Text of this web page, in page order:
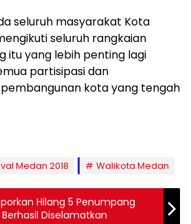
seluruh masyarakat Kota
seluruh rangkaian
itu yang lebih penting lagi
partisipasi dan
kota yang tengah
Medan 2018 Walikota Medan
Hilang 5 Penumpang
Diselamatkan